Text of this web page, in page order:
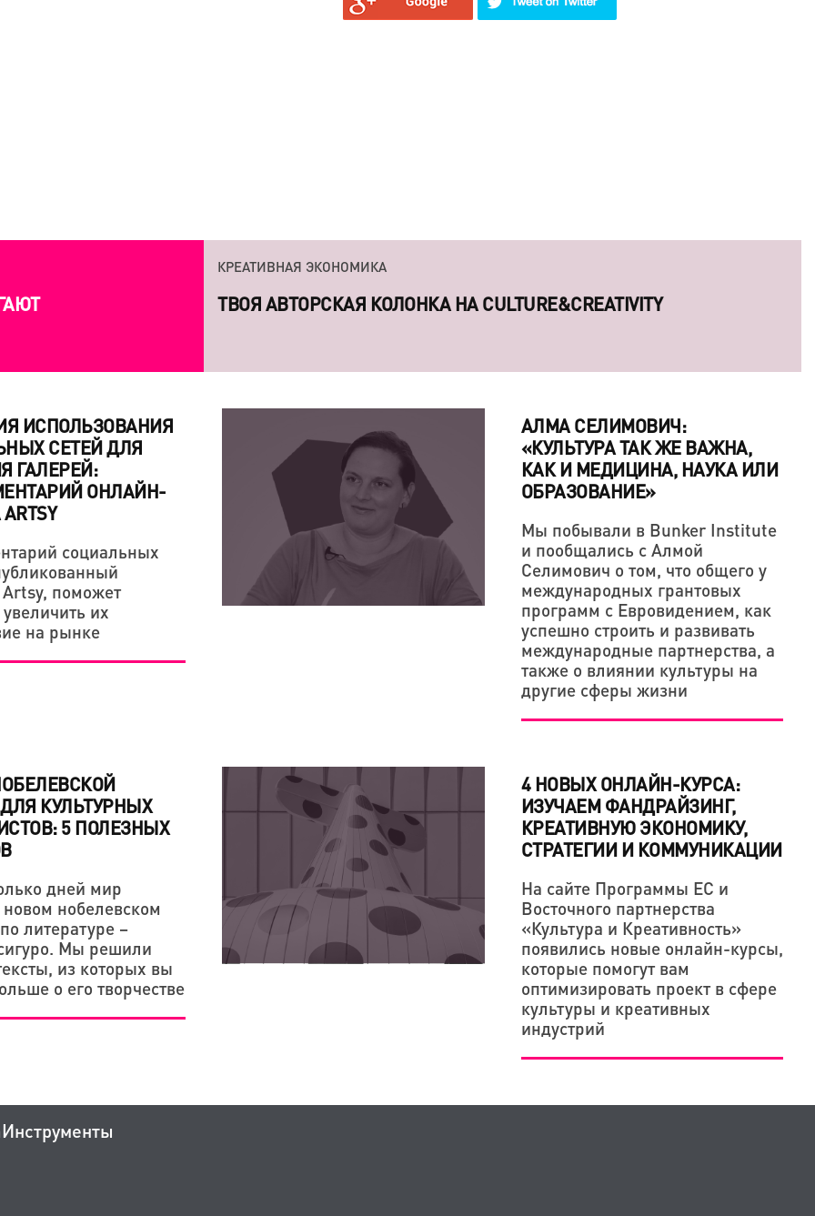
КРЕАТИВНАЯ ЭКОНОМИКА
«СЕРГЕЙ ПАРАДЖАНОВ ОДНАЖДЫ ПООБЕЩАЛ ОТОМСТИТЬ МИРУ
ЛЮБОВЬЮ — НАША ТВОРЧЕСКАЯ ПОЗИЦИЯ ТОЖЕ ДЕРЖИТСЯ НА
ЭТОМ»
КРЕАТИВНАЯ ЭКОНОМИКА
ТВОЯ АВТОРСКАЯ КОЛОНКА НА CULTURE&CREATIVITY
КРЕАТИВНАЯ ЭКОНОМИКА
7 КНИГ, КОТОРЫЕ СПОСОБНЫ ЗАВОЕВАТЬ СЕРДЦА КРЕАТИВНЫХ
ЛИЧНОСТЕЙ
ИСПОЛЬЗОВАНИЯ
СЕТЕЙ ДЛЯ
ГАЛЕРЕЙ:
ОНЛАЙН-
социальных
поможет
их
на рынке
АЛМА СЕЛИМОВИЧ:
«КУЛЬТУРА ТАК ЖЕ ВАЖНА,
КАК И МЕДИЦИНА, НАУКА ИЛИ
ОБРАЗОВАНИЕ»
Мы побывали в Bunker Institute
и пообщались с Алмой
Селимович о том, что общего у
международных грантовых
программ с Евровидением, как
успешно строить и развивать
международные партнерства, а
также о влиянии культуры на
другие сферы жизни
КУЛЬТУРНЫХ
5 ПОЛЕЗНЫХ
дней мир
новом нобелевском
литературе –
Мы решили
из которых вы
о его творчестве
4 НОВЫХ ОНЛАЙН-КУРСА:
ИЗУЧАЕМ ФАНДРАЙЗИНГ,
КРЕАТИВНУЮ ЭКОНОМИКУ,
СТРАТЕГИИ И КОММУНИКАЦИИ
На сайте Программы ЕС и
Восточного партнерства
«Культура и Креативность»
появились новые онлайн-курсы,
которые помогут вам
оптимизировать проект в сфере
культуры и креативных
индустрий
Инструменты